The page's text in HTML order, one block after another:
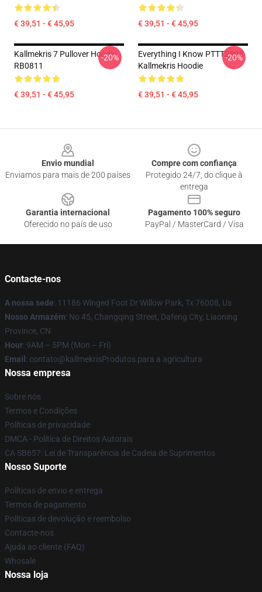
€ 39,51 - € 45,95 € 39,51 - € 45,95
Kallmekris 7 Pullover Hoodie
RB0811
€ 39,51 - € 45,95
-20%
Everything I Know PTTT2805
Kallmekris Hoodie
€ 39,51 - € 45,95
-20%
Envio mundial
Enviamos para mais de 200 países
Compre com confiança
Protegido 24/7, do clique à
entrega
Garantia internacional
Oferecido no país de uso
Pagamento 100% seguro
PayPal / MasterCard / Visa
Contacte-nos
A nossa sede: 11186 Winged Foot Dr Willow Park, Tx 76008, Us
Nosso Armazém: No 45, Changqing Street, Dafeng City, Liaoning
Province, CN
Hour: 9AM – 5PM (Mon – Fri)
Email : contato@kallmekrisProdutos para a agricultura
Nossa empresa
Sobre nós
Termos e Condições
Políticas de privacidade
DMCA - Política de Direitos Autorais
CA SB657: Lei de Transparência de Cadeia de Suprimentos
Nosso Suporte
Políticas de envio e entrega
Termos de pagamento
Políticas de devolução e reembolso
Contacte-nos
Ajuda ao cliente (FAQ)
Whosale
Nossa loja